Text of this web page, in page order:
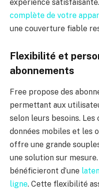
expérience
complète de votre
une couverture fiable
Flexibilité et
abonnements
Free propose des
permettant aux
selon leurs besoins.
données mobiles et les
offre une grande
une solution sur
bénéficieront d’une
ligne. Cette flexibilité